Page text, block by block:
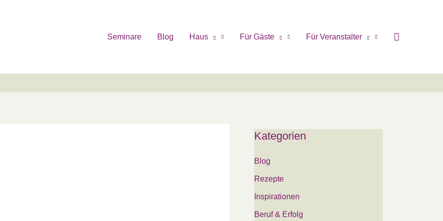
Seminare Blog Haus Für Gäste Für Veranstalter
Kategorien
Blog
Rezepte
Inspirationen
Beruf & Erfolg